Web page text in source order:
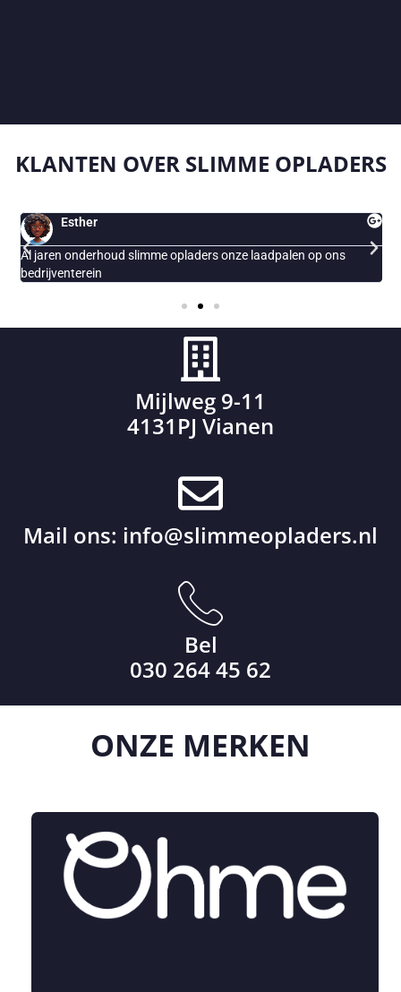
KLANTEN OVER SLIMME OPLADERS
Esther
Al jaren onderhoud slimme opladers onze laadpalen op ons
bedrijventerein
Mijlweg 9-11
4131PJ Vianen
Mail ons: info@slimmeopladers.nl
Bel
030 264 45 62
ONZE MERKEN